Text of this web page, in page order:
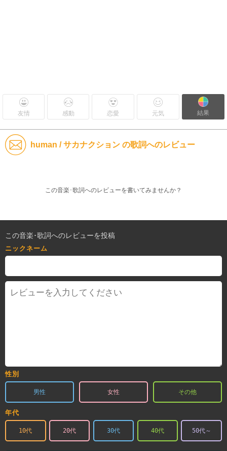
友情 感動 恋愛 元気 結果
human / サカナクション の歌詞へのレビュー
この音楽･歌詞へのレビューを書いてみませんか？
この音楽･歌詞へのレビューを投稿
ニックネーム
性別
男性 女性 その他
年代
10代 20代 30代 40代 50代～